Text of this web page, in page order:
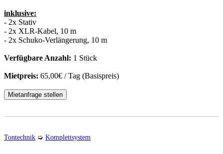
inklusive:
- 2x Stativ
- 2x XLR-Kabel, 10 m
- 2x Schuko-Verlängerung, 10 m
Verfügbare Anzahl: 1 Stück
Mietpreis: 65,00€ / Tag (Basispreis)
Mietanfrage stellen
Tontechnik ➭ Komplettsystem